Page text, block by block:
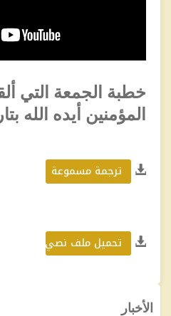
خطبة الجمعة التي
المؤمنين أيده الله بتاريخ 10-
ترجمة مسموعة
تحميل ملف نصي
الأخبار